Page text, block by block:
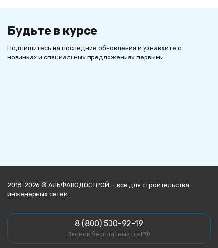
Будьте в курсе
Подпишитесь на последние обновления и узнавайте о
новинках и специальных предложениях первыми
2018-2026 © АЛЬФАВОДОСТРОЙ — все для строительства
инженерных сетей
8 (800) 500-92-19
Звонок бесплатный по РФ